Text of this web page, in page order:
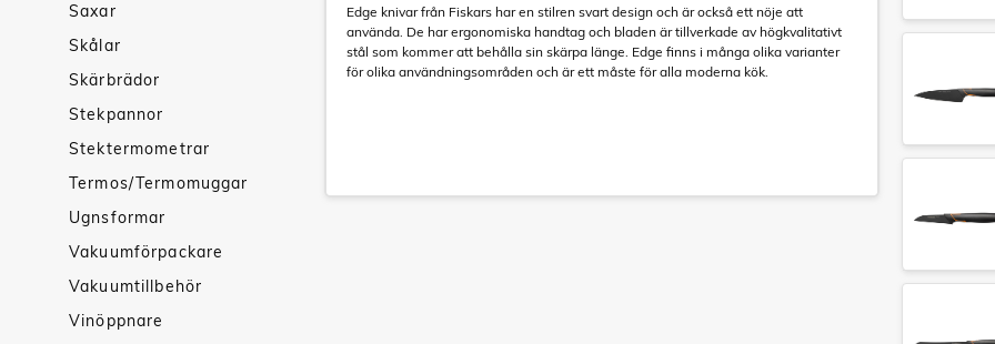
Saxar
Skålar
Skärbrädor
Stekpannor
Stektermometrar
Termos/Termomuggar
Ugnsformar
Vakuumförpackare
Vakuumtillbehör
Vinöppnare
Edge knivar från Fiskars har en stilren svart design och är också ett nöje att
använda. De har ergonomiska handtag och bladen är tillverkade av högkvalitativt
stål som kommer att behålla sin skärpa länge. Edge finns i många olika varianter
för olika användningsområden och är ett måste för alla moderna kök.